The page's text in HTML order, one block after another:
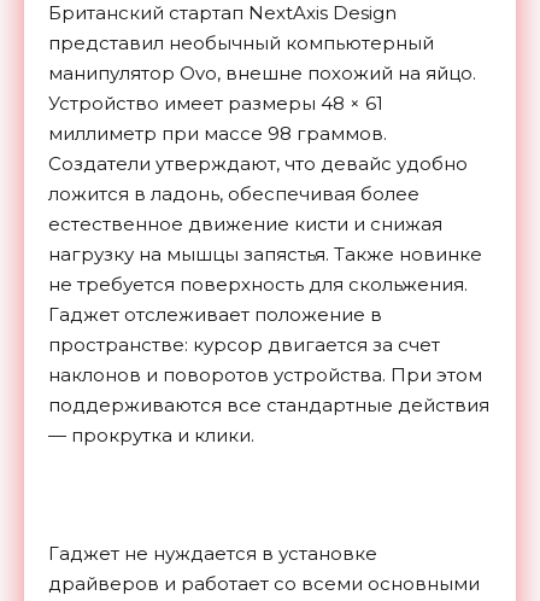
Британский стартап NextAxis Design
представил необычный компьютерный
манипулятор Ovo, внешне похожий на яйцо.
Устройство имеет размеры 48 × 61
миллиметр при массе 98 граммов.
Создатели утверждают, что девайс удобно
ложится в ладонь, обеспечивая более
естественное движение кисти и снижая
нагрузку на мышцы запястья. Также новинке
не требуется поверхность для скольжения.
Гаджет отслеживает положение в
пространстве: курсор двигается за счет
наклонов и поворотов устройства. При этом
поддерживаются все стандартные действия
— прокрутка и клики.
Гаджет не нуждается в установке
драйверов и работает со всеми основными